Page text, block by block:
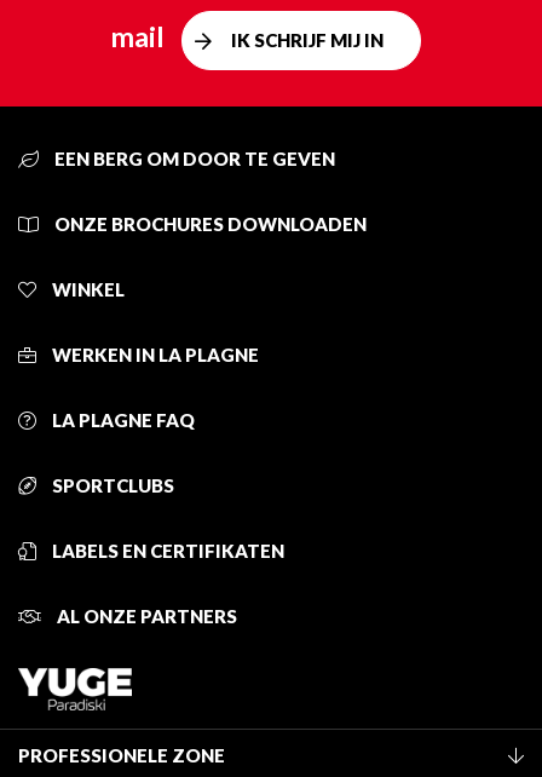
mail
IK SCHRIJF MIJ IN
EEN BERG OM DOOR TE GEVEN
ONZE BROCHURES DOWNLOADEN
WINKEL
WERKEN IN LA PLAGNE
LA PLAGNE FAQ
SPORTCLUBS
LABELS EN CERTIFIKATEN
AL ONZE PARTNERS
PROFESSIONELE ZONE